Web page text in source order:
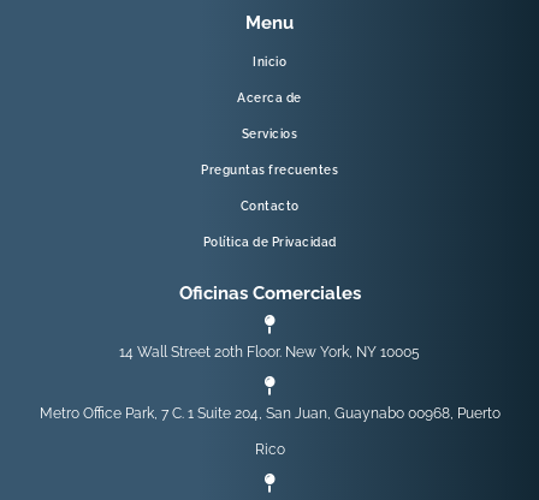
Menu
Inicio
Acerca de
Servicios
Preguntas frecuentes
Contacto
Política de Privacidad
Oficinas Comerciales
14 Wall Street 20th Floor. New York, NY 10005
Metro Office Park, 7 C. 1 Suite 204, San Juan, Guaynabo 00968, Puerto
Rico
Suscríbase a nuestro boletín
Suscríbase a nuestra lista de correo para recibir las últimas
noticias y actualizaciones de nuestro equipo.